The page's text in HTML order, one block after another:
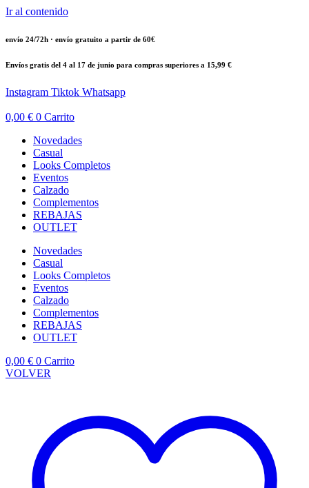
Ir al contenido
envío 24/72h · envío gratuito a partir de 60€
Envíos gratis del 4 al 17 de junio para compras superiores a 15,99 €
Instagram Tiktok Whatsapp
0,00 € 0 Carrito
Novedades
Casual
Looks Completos
Eventos
Calzado
Complementos
REBAJAS
OUTLET
Novedades
Casual
Looks Completos
Eventos
Calzado
Complementos
REBAJAS
OUTLET
0,00 € 0 Carrito
VOLVER